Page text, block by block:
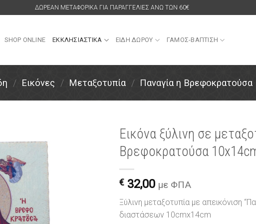
ΔΩΡΕΑΝ ΜΕΤΑΦΟΡΙΚΑ ΓΙΑ ΠΑΡΑΓΓΕΛΙΕΣ ΑΝΩ ΤΩΝ 60€
SHOP ONLINE ΕΚΚΛΗΣΙΑΣΤΙΚΑ ΕΙΔΗ ΔΩΡΟΥ ΓΑΜΟΣ-ΒΑΠΤΙΣΗ
/ Εικόνες / Μεταξοτυπία / Παναγία η Βρεφοκρατούσα
Εικόνα ξύλινη σε
Βρεφοκρατούσα
€ 32,00 με ΦΠΑ
Ξύλινη μεταξοτυπία με απεικόνιση
διαστάσεων 10cmx14cm